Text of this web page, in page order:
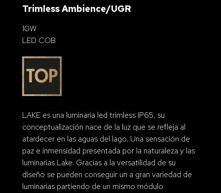
Trimless Ambience/UGR
10W
LED COB
LAKE es una luminaria led trimless IP65, su
conceptualización nace de la luz que se refleja al
atardecer en las aguas del lago. Una sensación de
paz e inmensidad presentada por la naturaleza y las
luminarias Lake. Gracias a la versatilidad de su
diseño se pueden conseguir un a gran variedad de
luminarias partiendo de un mismo módulo